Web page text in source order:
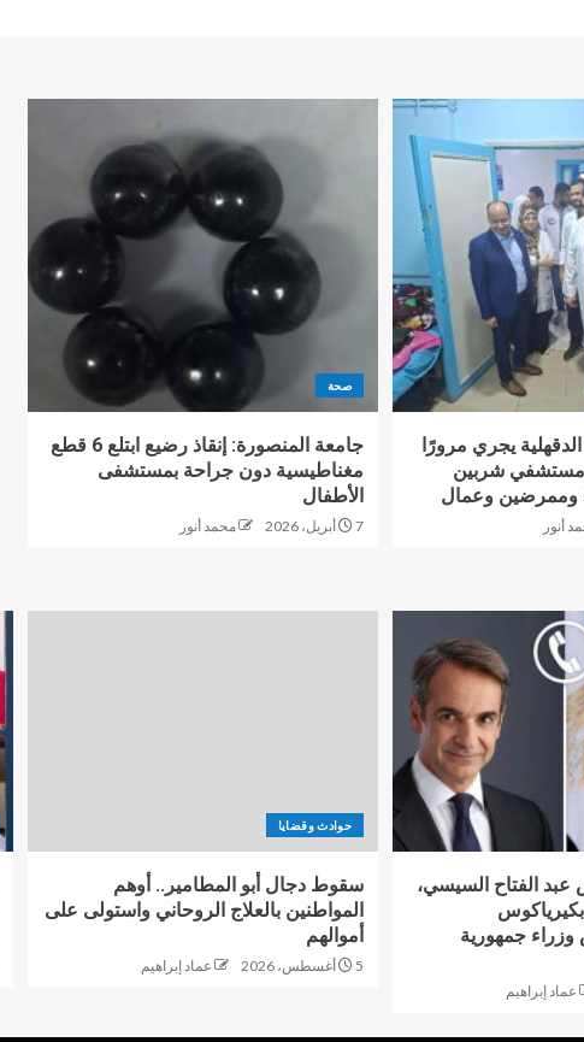
يجري مرورًا
مستشفي شربين
وممرضين وعمال
أنور
صحة
جامعة المنصورة: إنقاذ رضيع ابتلع 6 قطع
مغناطيسية دون جراحة بمستشفى
الأطفال
7 أبريل، 2026 محمد أنور
عبد الفتاح السيسي،
بكيرياكوس
جمهورية
عماد إبراهيم
حوادث وقضايا
سقوط دجال أبو المطامير.. أوهم
المواطنين بالعلاج الروحاني واستولى على
أموالهم
5 أغسطس، 2026 عماد إبراهيم